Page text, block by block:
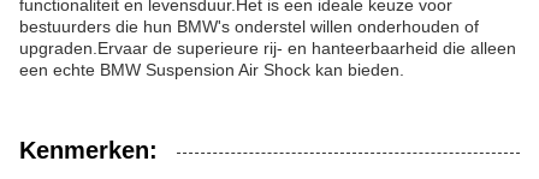
functionaliteit en levensduur.Het is een ideale keuze voor
bestuurders die hun BMW's onderstel willen onderhouden of
upgraden.Ervaar de superieure rij- en hanteerbaarheid die alleen
een echte BMW Suspension Air Shock kan bieden.
Kenmerken: